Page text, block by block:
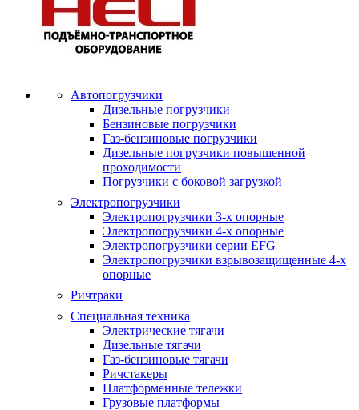
Автопогрузчики
Дизельные погрузчики
Бензиновые погрузчики
Газ-бензиновые погрузчики
Дизельные погрузчики повышенной
проходимости
Погрузчики с боковой загрузкой
Электропогрузчики
Электропогрузчики 3-х опорные
Электропогрузчики 4-х опорные
Электропогрузчики серии EFG
Электропогрузчики взрывозащищенные 4-х
опорные
Ричтраки
Специальная техника
Электрические тягачи
Дизельные тягачи
Газ-бензиновые тягачи
Ричстакеры
Платформенные тележки
Грузовые платформы